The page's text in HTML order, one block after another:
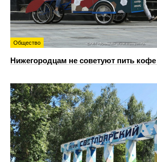
Общество
Нижегородцам не советуют пить кофе